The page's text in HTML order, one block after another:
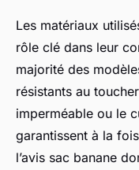
Les matériaux
rôle clé dans leur
majorité des
résistants au
imperméable ou le
garantissent à la
l’avis sac banane